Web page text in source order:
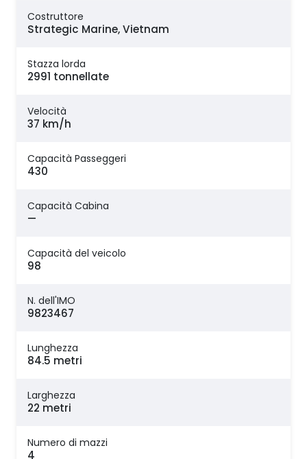
Costruttore
Strategic Marine, Vietnam
Stazza lorda
2991 tonnellate
Velocità
37 km/h
Capacità Passeggeri
430
Capacità Cabina
—
Capacità del veicolo
98
N. dell'IMO
9823467
Lunghezza
84.5 metri
Larghezza
22 metri
Numero di mazzi
4